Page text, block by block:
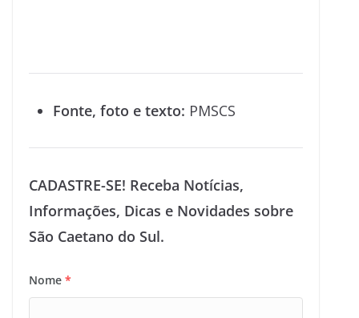
Fonte, foto e texto: PMSCS
CADASTRE-SE! Receba Notícias,
Informações, Dicas e Novidades sobre
São Caetano do Sul.
Nome *